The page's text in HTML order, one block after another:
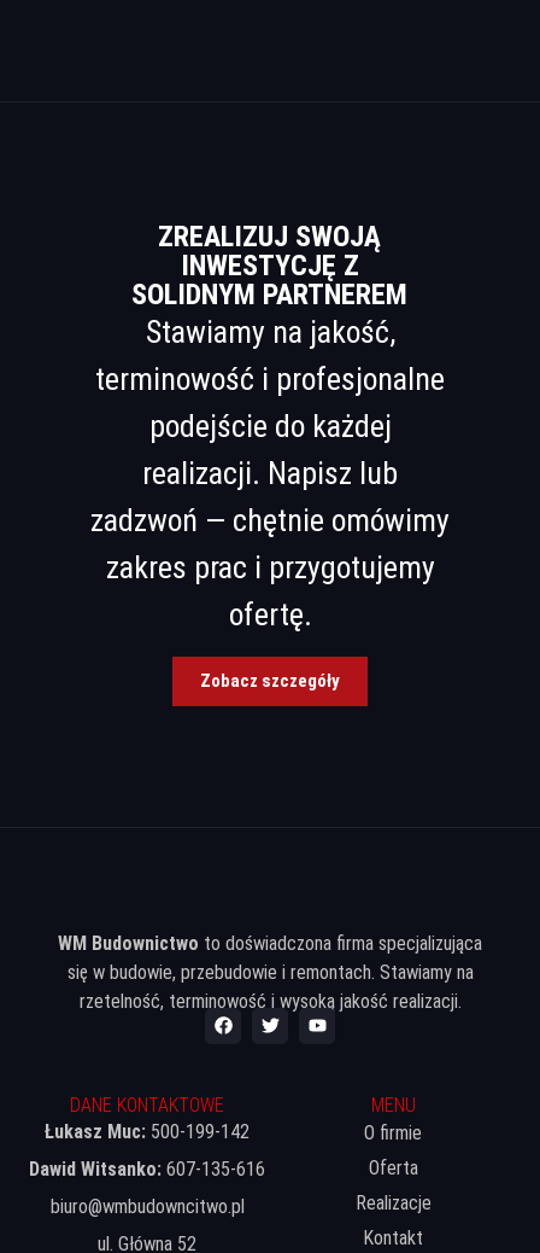
ZREALIZUJ SWOJĄ
INWESTYCJĘ Z
SOLIDNYM PARTNEREM
Stawiamy na jakość,
terminowość i profesjonalne
podejście do każdej
realizacji. Napisz lub
zadzwoń — chętnie omówimy
zakres prac i przygotujemy
ofertę.
Zobacz szczegóły
WM Budownictwo to doświadczona firma specjalizująca
się w budowie, przebudowie i remontach. Stawiamy na
rzetelność, terminowość i wysoką jakość realizacji.
DANE KONTAKTOWE
Łukasz Muc: 500-199-142
Dawid Witsanko: 607-135-616
biuro@wmbudowncitwo.pl
ul. Główna 52
MENU
O firmie
Oferta
Realizacje
Kontakt